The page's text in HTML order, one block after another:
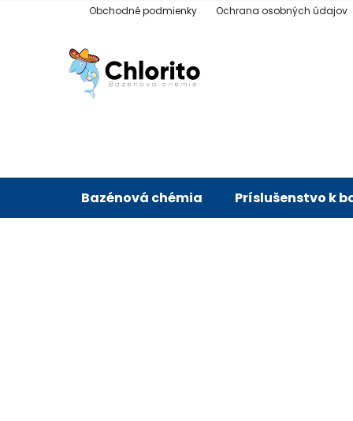
Obchodné podmienky Ochrana osobných údajov
Bazénová chémia Príslušenstvo k